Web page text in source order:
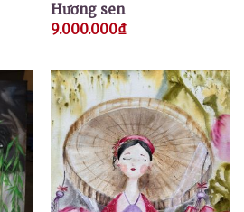
Hương sen
9.000.000₫